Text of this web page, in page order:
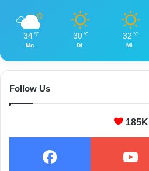
34 ℃
Mo.
30 ℃
Di.
32 ℃
Mi.
Follow Us
185K